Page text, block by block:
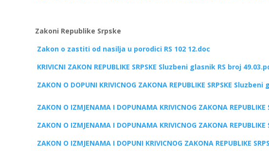
Zakoni Republike Srpske
Zakon o zastiti od nasilja u porodici RS 102 12.doc
KRIVICNI ZAKON REPUBLIKE SRPSKE Sluzbeni glasnik RS broj
ZAKON O DOPUNI KRIVICNOG ZAKONA REPUBLIKE SRPSKE
ZAKON O IZMJENAMA I DOPUNAMA KRIVICNOG ZAKONA
ZAKON O IZMJENAMA I DOPUNAMA KRIVICNOG ZAKONA
ZAKON O IZMJENAMA I DOPUNI KRIVICNOG ZAKONA REPUBLIKE